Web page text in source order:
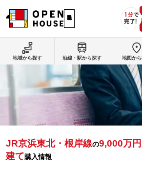
JR京浜東北・根岸線の9,000万
建て購入情報
地域から探す 沿線・駅から探す 地図か